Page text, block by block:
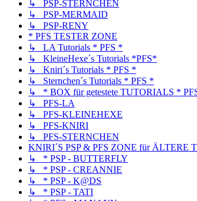
↳ PSP-STERNCHEN
↳ PSP-MERMAID
↳ PSP-RENY
* PFS TESTER ZONE
↳ LA Tutorials * PFS *
↳ KleineHexe´s Tutorials *PFS*
↳ Kniri´s Tutorials * PFS *
↳ Sternchen´s Tutorials * PFS *
↳ * BOX für getestete TUTORIALS *
↳ PFS-LA
↳ PFS-KLEINEHEXE
↳ PFS-KNIRI
↳ PFS-STERNCHEN
KNIRI´S PSP & PFS ZONE für ÄLTERE
↳ * PSP - BUTTERFLY
↳ * PSP - CREANNIE
↳ * PSP - K@DS
↳ * PSP - TATI